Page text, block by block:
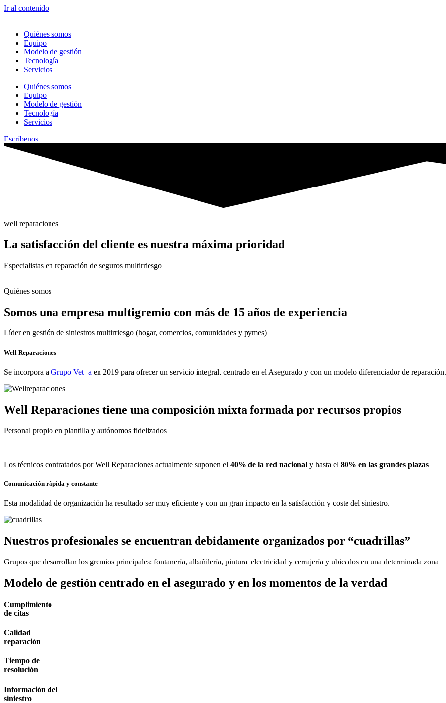
Ir al contenido
Quiénes somos
Equipo
Modelo de gestión
Tecnología
Servicios
Quiénes somos
Equipo
Modelo de gestión
Tecnología
Servicios
Escríbenos
well reparaciones
La satisfacción del cliente es nuestra máxima prioridad
Especialistas en reparación de seguros multirriesgo
Quiénes somos
Somos una empresa multigremio con más de 15 años de experiencia
Líder en gestión de siniestros multirriesgo (hogar, comercios, comunidades y pymes)
Well Reparaciones
Se incorpora a Grupo Vet+a en 2019 para ofrecer un servicio integral, centrado en el Asegurado y con un modelo diferenciador de reparación.
Well Reparaciones tiene una composición mixta formada por recursos propios
Personal propio en plantilla y autónomos fidelizados
Los técnicos contratados por Well Reparaciones actualmente suponen el 40% de la red nacional y hasta el 80% en las grandes plazas
Comunicación rápida y constante
Esta modalidad de organización ha resultado ser muy eficiente y con un gran impacto en la satisfacción y coste del siniestro.
Nuestros profesionales se encuentran debidamente organizados por “cuadrillas”
Grupos que desarrollan los gremios principales: fontanería, albañilería, pintura, electricidad y cerrajería y ubicados en una determinada zona
Modelo de gestión centrado en el asegurado y en los momentos de la verdad
Cumplimiento
de citas
Calidad
reparación
Tiempo de
resolución
Información del
siniestro